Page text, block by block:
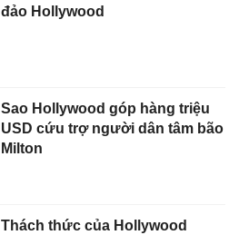
đảo Hollywood
Sao Hollywood góp hàng triệu
USD cứu trợ người dân tâm bão
Milton
Thách thức của Hollywood